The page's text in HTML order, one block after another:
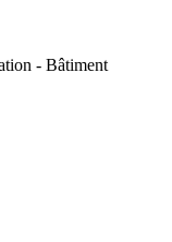
- Bâtiment